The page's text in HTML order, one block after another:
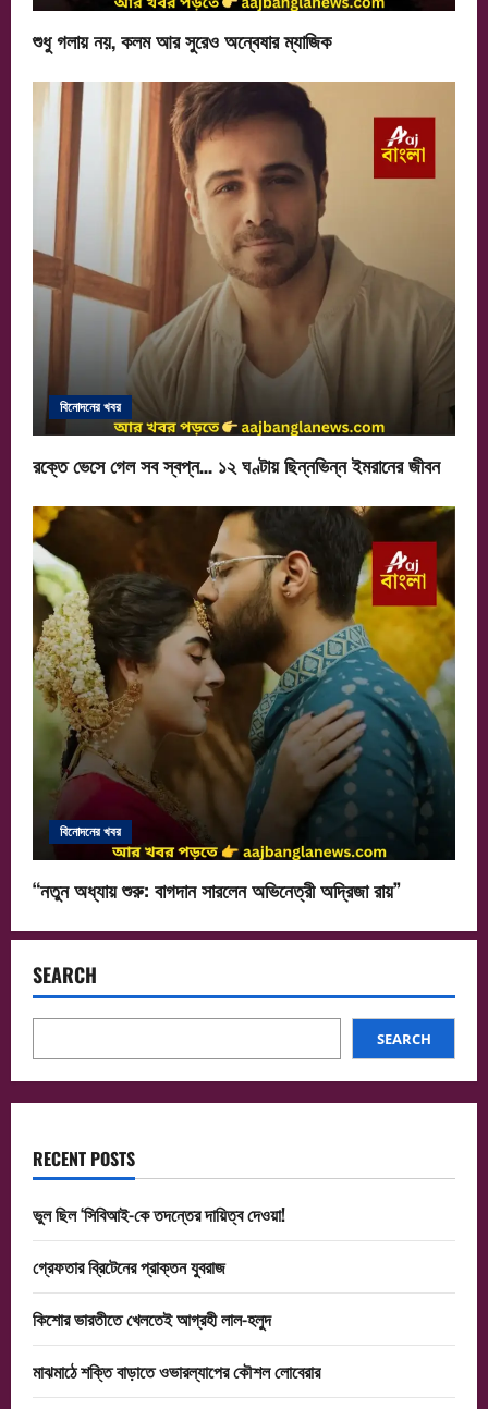
শুধু গলায় নয়, কলম আর সুরেও অন্বেষার ম্যাজিক
বিনোদনের খবর
রক্তে ভেসে গেল সব স্বপ্ন… ১২ ঘণ্টায় ছিন্নভিন্ন ইমরানের জীবন
বিনোদনের খবর
“নতুন অধ্যায় শুরু: বাগদান সারলেন অভিনেত্রী অদ্রিজা রায়”
SEARCH
SEARCH
RECENT POSTS
ভুল ছিল ‘সিবিআই-কে তদন্তের দায়িত্ব দেওয়া!
গ্রেফতার ব্রিটেনের প্রাক্তন যুবরাজ
কিশোর ভারতীতে খেলতেই আগ্রহী লাল-হলুদ
মাঝমাঠে শক্তি বাড়াতে ওভারল্যাপের কৌশল লোবেরার